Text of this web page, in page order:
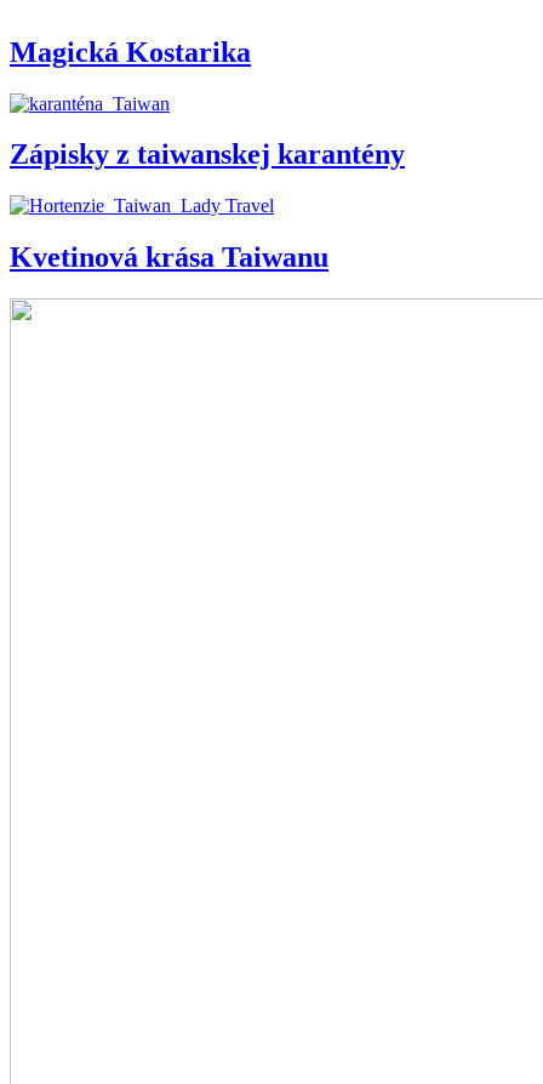
Magická Kostarika
Zápisky z taiwanskej karantény
Kvetinová krása Taiwanu